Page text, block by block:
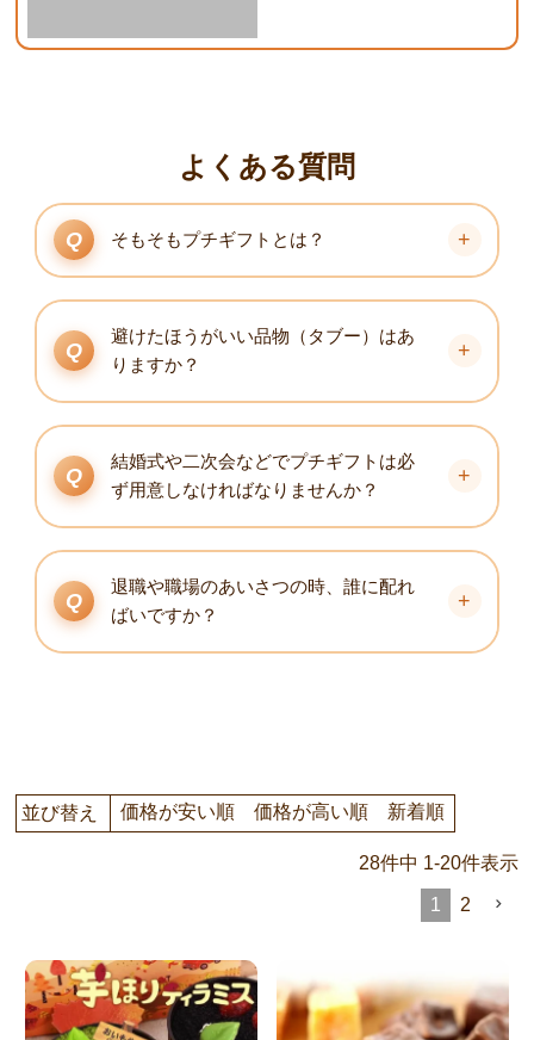
よくある質問
そもそもプチギフトとは？
避けたほうがいい品物（タブー）はあ
りますか？
結婚式や二次会などでプチギフトは必
ず用意しなければなりませんか？
退職や職場のあいさつの時、誰に配れ
ばいですか？
並び替え 価格が安い順 価格が高い順 新着順
28件中 1-20件表示
1 2